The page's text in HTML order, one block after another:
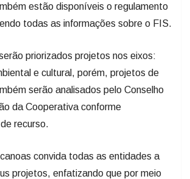
estão disponíveis o regulamento
todas as informações sobre o FIS.
priorizados projetos nos eixos:
e cultural, porém, projetos de
serão analisados pelo Conselho
da Cooperativa conforme
recurso.
convida todas as entidades a
projetos, enfatizando que por meio